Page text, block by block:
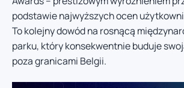
podstawie najwyższych ocen
To kolejny dowód na rosnącą
parku, który konsekwentnie buduje
poza granicami Belgii.